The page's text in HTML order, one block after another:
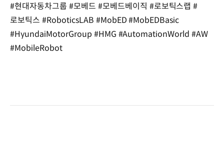
#현대자동차그룹 #모베드 #모베드베이직 #로보틱스랩 #
로보틱스 #RoboticsLAB #MobED #MobEDBasic
#HyundaiMotorGroup #HMG #AutomationWorld #AW
#MobileRobot